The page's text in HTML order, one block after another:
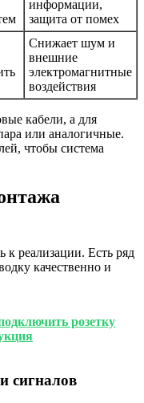
информации,
защита от помех
Снижает шум и
внешние
электромагнитные
воздействия
кабели, а для
или аналогичные.
чтобы система
к реализации. Есть ряд
качественно и
розетку
сигналов